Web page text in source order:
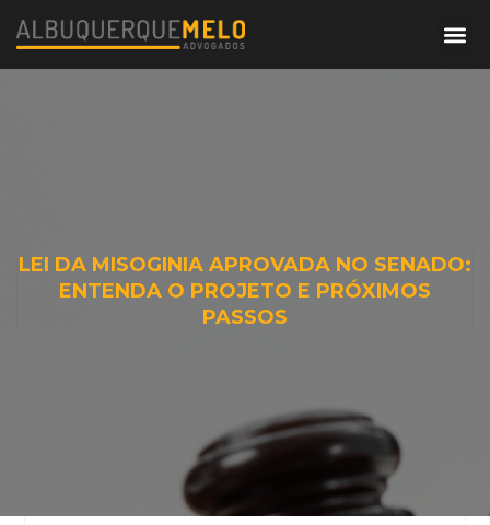
LEI DA MISOGINIA APROVADA NO SENADO:
ENTENDA O PROJETO E PRÓXIMOS
PASSOS